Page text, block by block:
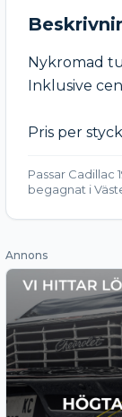
Nykromad
Inklusive
Pris per
Passar Cadillac
begagnat i
Annons